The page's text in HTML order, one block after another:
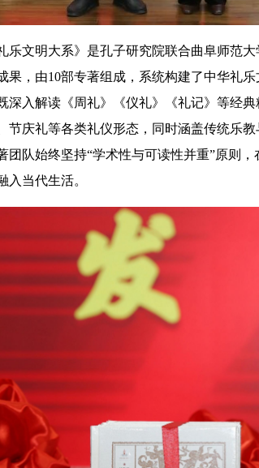
乐文明大系》是孔子研究院联合曲阜师范
果，由10部专著组成，系统构建了中华礼
深入解读《周礼》《仪礼》《礼记》等经
节庆礼等各类礼仪形态，同时涵盖传统乐
团队始终坚持“学术性与可读性并重”原则
入当代生活。